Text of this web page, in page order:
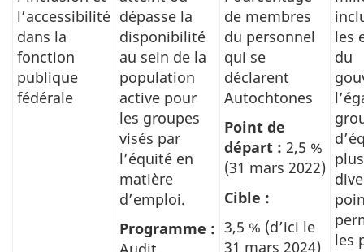
mesures
contre
les
inégalités
l’accessibilité
dans la
fonction
publique
fédérale
dépasse la
disponibilité
au sein de la
population
active pour
les groupes
visés par
l’équité en
matière
d’emploi.
Programme :
de membres
du personnel
qui se
déclarent
Autochtones
Point de
départ : 2,5 %
(31 mars 2022)
Cible :
3,5 % (d’ici le
31 mars 2024)
les
du
les